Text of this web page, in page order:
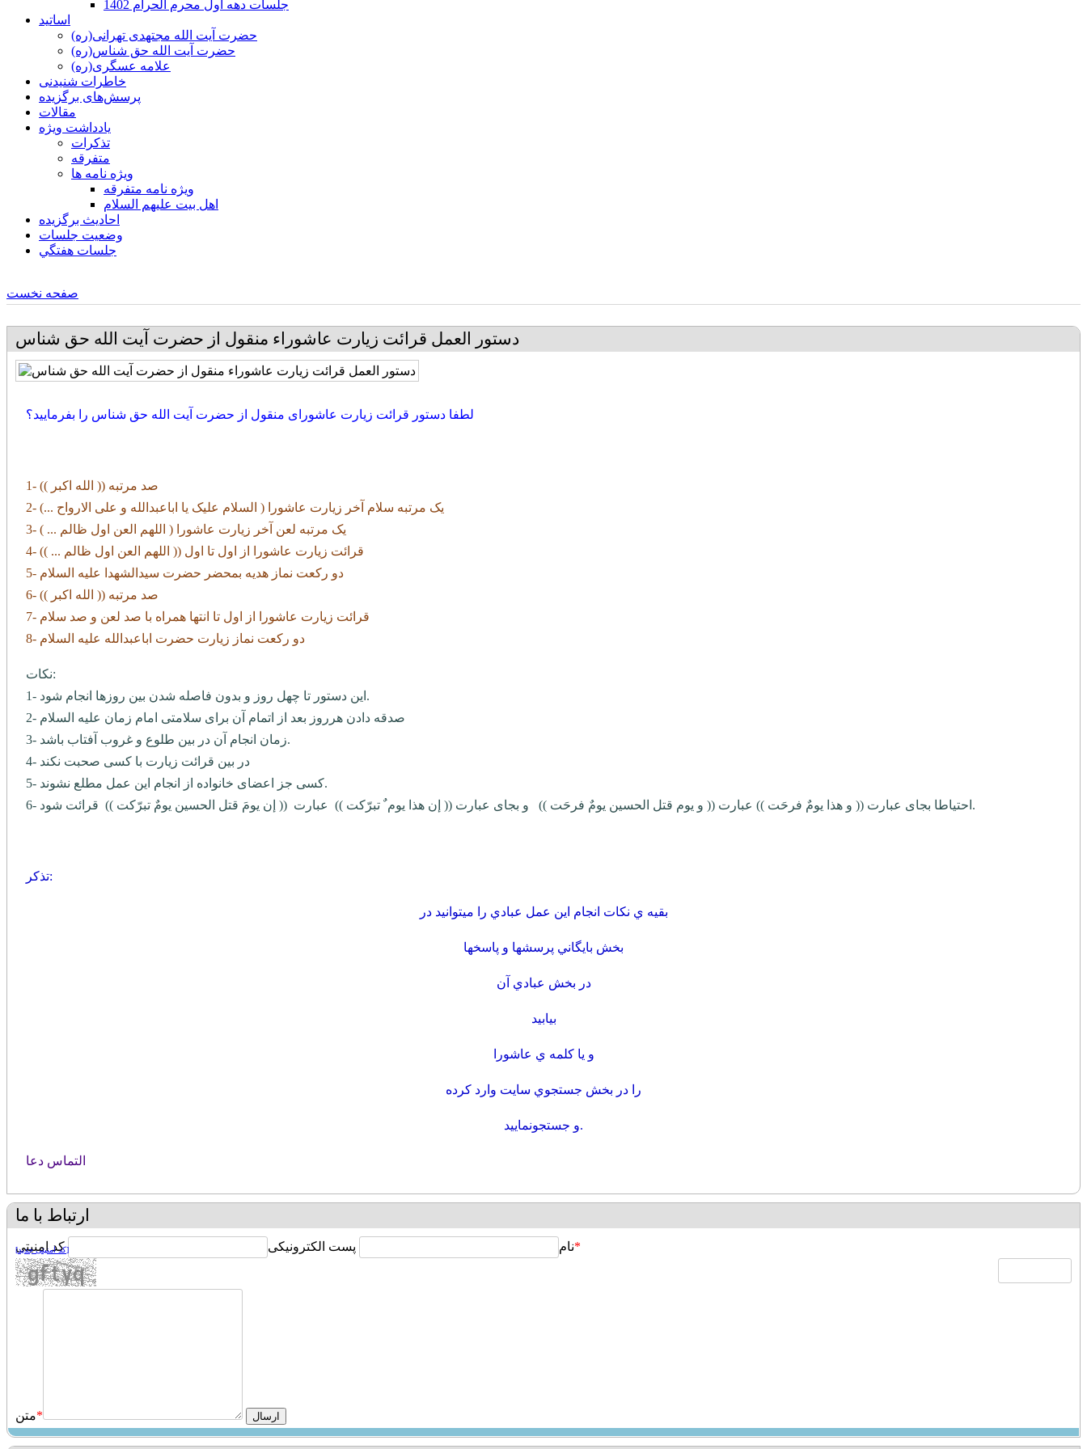
جلسات دهه اول محرم الحرام 1402
اساتید
حضرت آیت الله مجتهدی تهرانی(ره)
حضرت آیت الله حق شناس(ره)
علامه عسگری(ره)
خاطرات شنیدنی
پرسش‌های برگزیده
مقالات
یادداشت ویژه
تذكرات
متفرقه
ويژه نامه ها
ويژه نامه متفرقه
اهل بيت عليهم السلام
احادیث برگزیده
وضعیت جلسات
جلسات هفتگي
صفحه نخست
دستور العمل قرائت زيارت عاشوراء منقول از حضرت آيت الله حق شناس
لطفا دستور قرائت زیارت عاشورای منقول از حضرت آیت الله حق شناس را بفرمایید؟
1- صد مرتبه (( الله اکبر ))
2- یک مرتبه سلام آخر زیارت عاشورا ( السلام علیک یا اباعبدالله و علی الارواح ...)
3- یک مرتبه لعن آخر زیارت عاشورا ( اللهم العن اول ظالم ... )
4- قرائت زیارت عاشورا از اول تا اول (( اللهم العن اول ظالم ... ))
5- دو رکعت نماز هدیه بمحضر حضرت سیدالشهدا علیه السلام
6- صد مرتبه (( الله اکبر ))
7- قرائت زیارت عاشورا از اول تا انتها همراه با صد لعن و صد سلام
8- دو رکعت نماز زیارت حضرت اباعبدالله علیه السلام
نکات:
1- این دستور تا چهل روز و بدون فاصله شدن بین روزها انجام شود.
2- صدقه دادن هرروز بعد از اتمام آن برای سلامتی امام زمان علیه السلام
3- زمان انجام آن در بین طلوع و غروب آفتاب باشد.
4- در بین قرائت زیارت با کسی صحبت نکند
5- کسی جز اعضای خانواده از انجام این عمل مطلع نشوند.
6- احتیاطا بجای عبارت (( و هذا یومٌ فرحَت )) عبارت (( و یوم قتل الحسین یومٌ فرحَت )) و بجای عبارت (( إن هذا یوم ٌ تبرّکت )) عبارت (( إن یومَ قتل الحسین یومٌ تبرّکت )) قرائت شود.
تذكر:
بقيه ي نكات انجام اين عمل عبادي را ميتوانيد در
بخش بايگاني پرسشها و پاسخها
در بخش عبادي آن
بيابيد
و يا كلمه ي عاشورا
را در بخش جستجوي سايت وارد كرده
و جستجونماييد.
التماس دعا
ارتباط با ما
نام پست الکترونیکی کد امنیتی * [کد امنیتی جدید]
متن*